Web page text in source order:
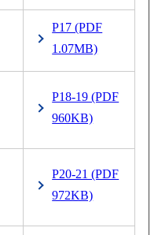
P17 (PDF
1.07MB)
P18-19 (PDF
960KB)
P20-21 (PDF
972KB)